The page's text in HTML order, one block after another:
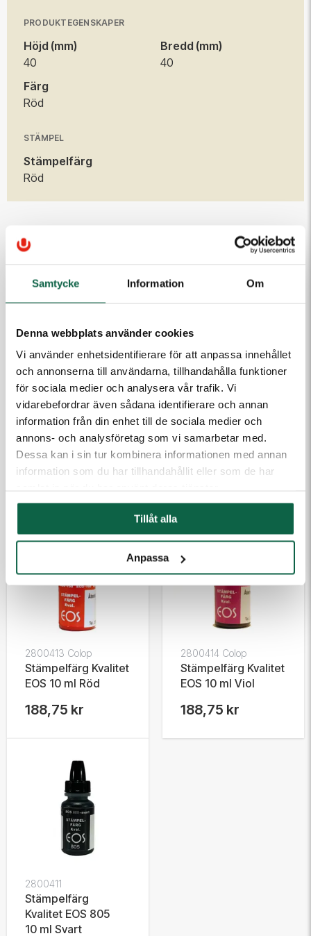
Samtycke Information Om
Denna webbplats använder cookies
Vi använder enhetsidentifierare för att anpassa innehållet
och annonserna till användarna, tillhandahålla funktioner
för sociala medier och analysera vår trafik. Vi
vidarebefordrar även sådana identifierare och annan
information från din enhet till de sociala medier och
annons- och analysföretag som vi samarbetar med.
Dessa kan i sin tur kombinera informationen med annan
information som du har tillhandahållit eller som de har
Tillåt alla
Anpassa
PRODUKTEGENSKAPER
Höjd (mm)
40
Bredd (mm)
40
Färg
Röd
STÄMPEL
Stämpelfärg
Röd
2800412 Colop
Stämpelfärg Kvalitet
EOS 10 ml Blå
188,75 kr
2800415 Colop
Stämpelfärg Kvalitet
EOS 10 ml Grön
188,75 kr
2800413 Colop
Stämpelfärg Kvalitet
EOS 10 ml Röd
188,75 kr
2800414 Colop
Stämpelfärg Kvalitet
EOS 10 ml Viol
188,75 kr
2800411
Stämpelfärg
Kvalitet EOS 805
10 ml Svart